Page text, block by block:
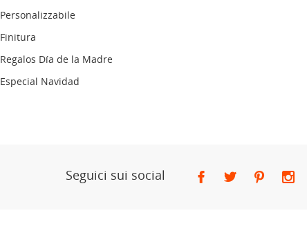
Personalizzabile
Finitura
Regalos Día de la Madre
Especial Navidad
Seguici sui social